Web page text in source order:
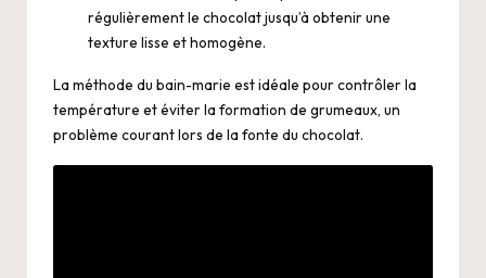
régulièrement le chocolat jusqu’à obtenir une
texture lisse et homogène.
La méthode du bain-marie est idéale pour contrôler la
température et éviter la formation de grumeaux, un
problème courant lors de la fonte du chocolat.